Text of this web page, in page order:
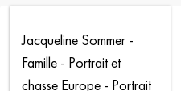
Jacqueline Sommer -
Famille - Portrait et
chasse Europe - Portrait